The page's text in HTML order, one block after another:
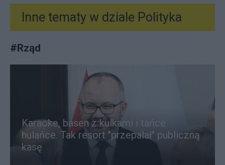
Inne tematy w dziale Polityka
#Rząd
Karaoke, basen z kulkami i tańce
hulańce. Tak resort "przepalał" publiczną
kasę